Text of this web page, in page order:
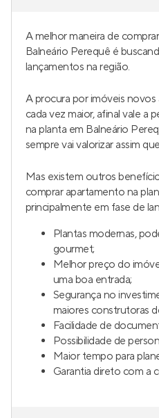
A melhor maneira de
Balneário Perequê é
lançamentos na região.
A procura por imóveis novos
cada vez maior, afinal vale a
na planta em Balneário
sempre vai valorizar assim
Mas existem outros
comprar apartamento na
principalmente em fase de
Plantas modernas,
gourmet;
Melhor preço do
uma boa entrada;
Segurança no
maiores construtoras
Facilidade de
Possibilidade de
Maior tempo para
Garantia direto com a